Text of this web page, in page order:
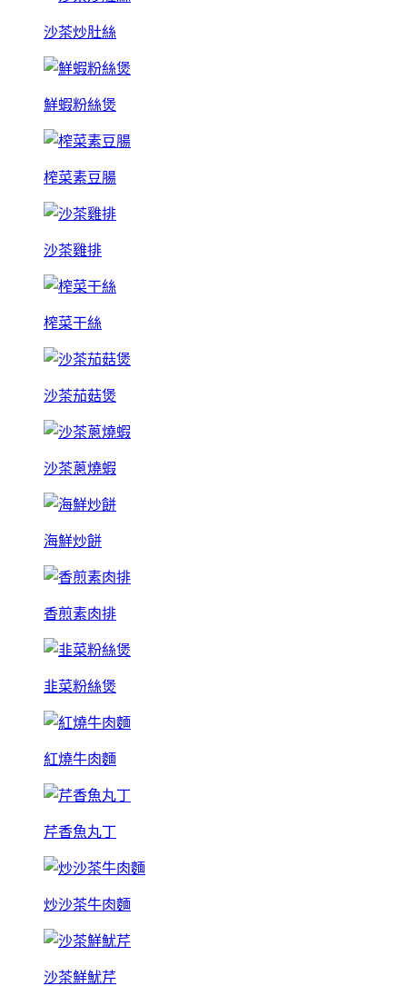
沙茶炒肚絲
鮮蝦粉絲煲
榨菜素豆腸
沙茶雞排
榨菜干絲
沙茶茄菇煲
沙茶蔥燒蝦
海鮮炒餅
香煎素肉排
韭菜粉絲煲
紅燒牛肉麵
芹香魚丸丁
炒沙茶牛肉麵
沙茶鮮魷芹